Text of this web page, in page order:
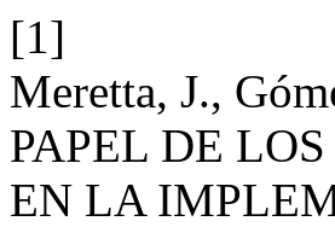
[1]
Meretta, J.,
PAPEL DE
EN LA